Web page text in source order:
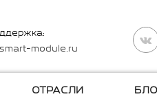
module.ru
ОТРАСЛИ